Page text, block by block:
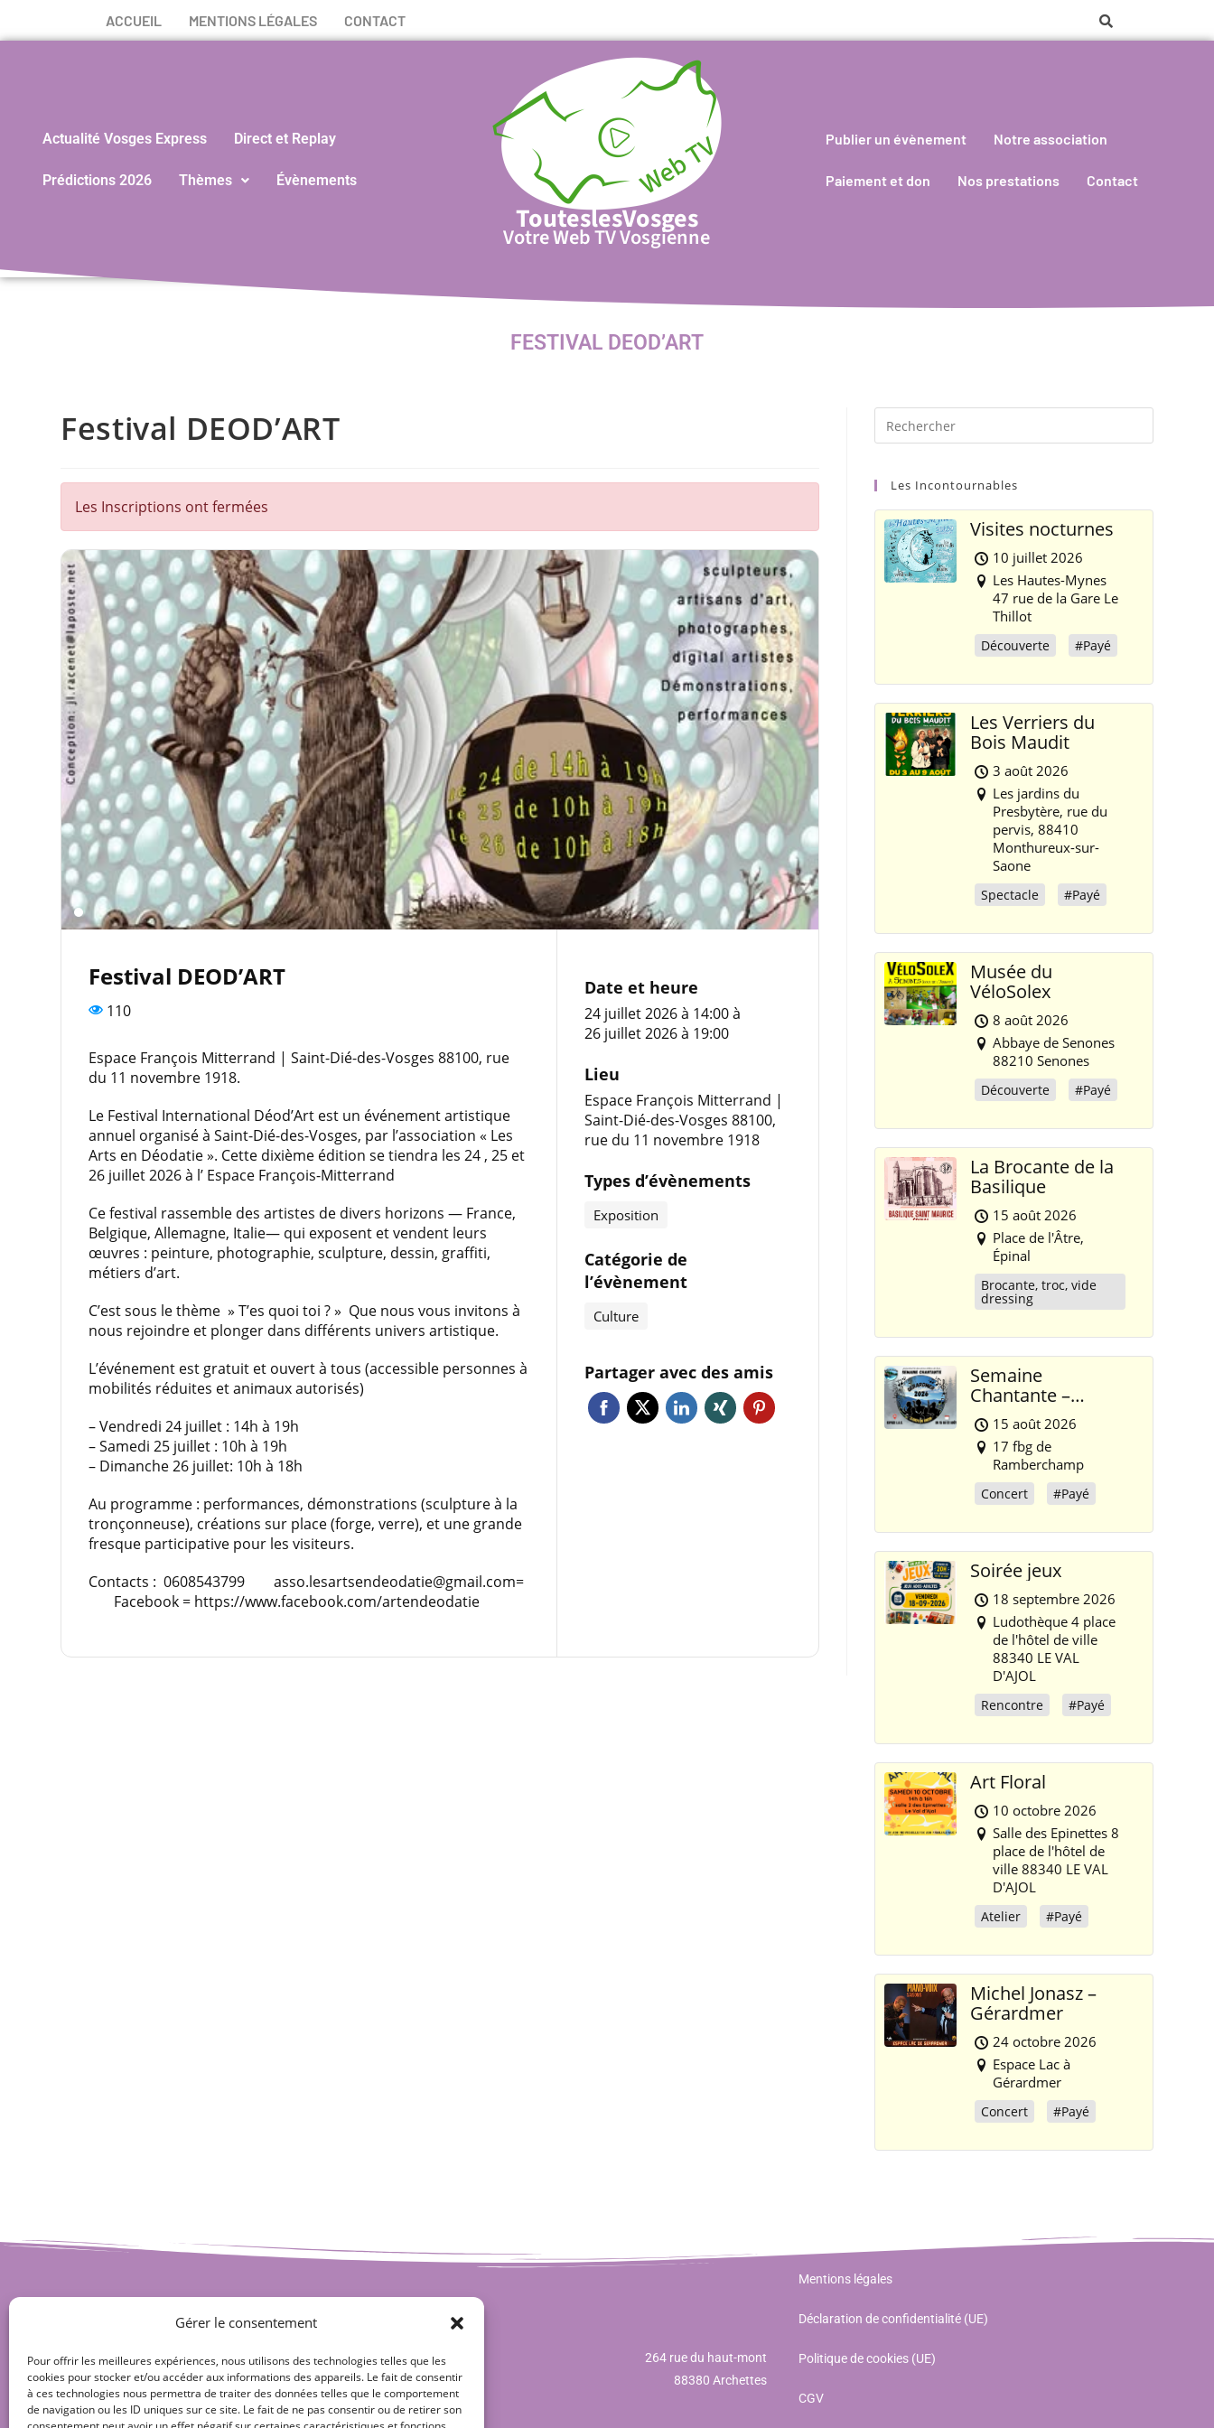
Gérer le consentement
Pour offrir les meilleures expériences, nous utilisons des technologies telles que les
cookies pour stocker et/ou accéder aux informations des appareils. Le fait de consentir
à ces technologies nous permettra de traiter des données telles que le comportement
de navigation ou les ID uniques sur ce site. Le fait de ne pas consentir ou de retirer son
ACCUEIL MENTIONS LÉGALES CONTACT
Actualité Vosges Express Direct et Replay
Prédictions 2026 Thèmes Évènements
TouteslesVosges
Votre Web TV Vosgienne
Publier un évènement Notre association
Paiement et don Nos prestations Contact
FESTIVAL DEOD’ART
Festival DEOD’ART
Les Inscriptions ont fermées
Festival DEOD’ART
110
Espace François Mitterrand | Saint-Dié-des-Vosges 88100, rue
du 11 novembre 1918.
Le Festival International Déod’Art est un événement artistique
annuel organisé à Saint-Dié-des-Vosges, par l’association « Les
Arts en Déodatie ». Cette dixième édition se tiendra les 24 , 25 et
26 juillet 2026 à l’ Espace François-Mitterrand
Ce festival rassemble des artistes de divers horizons — France,
Belgique, Allemagne, Italie— qui exposent et vendent leurs
œuvres : peinture, photographie, sculpture, dessin, graffiti,
métiers d’art.
C’est sous le thème » T’es quoi toi ? » Que nous vous invitons à
nous rejoindre et plonger dans différents univers artistique.
L’événement est gratuit et ouvert à tous (accessible personnes à
mobilités réduites et animaux autorisés)
– Vendredi 24 juillet : 14h à 19h
– Samedi 25 juillet : 10h à 19h
– Dimanche 26 juillet: 10h à 18h
Au programme : performances, démonstrations (sculpture à la
tronçonneuse), créations sur place (forge, verre), et une grande
fresque participative pour les visiteurs.
Contacts : 0608543799 asso.lesartsendeodatie@gmail.com=
Facebook = https://www.facebook.com/artendeodatie
Date et heure
24 juillet 2026 à 14:00à
26 juillet 2026 à 19:00
Lieu
Espace François Mitterrand |
Saint-Dié-des-Vosges 88100,
rue du 11 novembre 1918
Types d’évènements
Exposition
Catégorie de
l’évènement
Culture
Partager avec des amis
Les Incontournables
Visites nocturnes
10 juillet 2026
Les Hautes-Mynes
47 rue de la Gare Le
Thillot
Découverte #Payé
Les Verriers du
Bois Maudit
3 août 2026
Les jardins du
Presbytère, rue du
pervis, 88410
Monthureux-sur-
Saone
Spectacle #Payé
Musée du
VéloSolex
8 août 2026
Abbaye de Senones
88210 Senones
Découverte #Payé
La Brocante de la
Basilique
15 août 2026
Place de l'Âtre,
Épinal
Brocante, troc, vide
dressing
Semaine
Chantante –
Gérardmer 2026
15 août 2026
17 fbg de
Ramberchamp
Concert #Payé
Soirée jeux
18 septembre 2026
Ludothèque 4 place
de l'hôtel de ville
88340 LE VAL
D'AJOL
Rencontre #Payé
Art Floral
10 octobre 2026
Salle des Epinettes 8
place de l'hôtel de
ville 88340 LE VAL
D'AJOL
Atelier #Payé
Michel Jonasz –
Gérardmer
24 octobre 2026
Espace Lac à
Gérardmer
Concert #Payé
264 rue du haut-mont
88380 Archettes
Mentions légales
Déclaration de confidentialité (UE)
Politique de cookies (UE)
CGV